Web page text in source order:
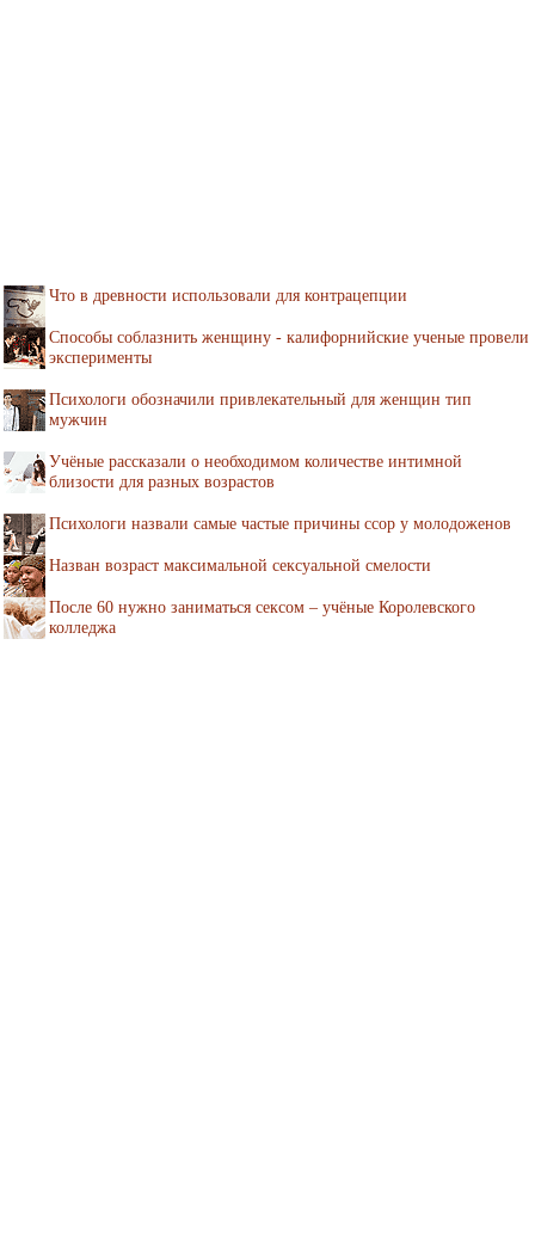
Что в древности использовали для контрацепции
Способы соблазнить женщину - калифорнийские ученые провели
эксперименты
Психологи обозначили привлекательный для женщин тип
мужчин
Учёные рассказали о необходимом количестве интимной
близости для разных возрастов
Психологи назвали самые частые причины ссор у молодоженов
Назван возраст максимальной сексуальной смелости
После 60 нужно заниматься сексом – учёные Королевского
колледжа